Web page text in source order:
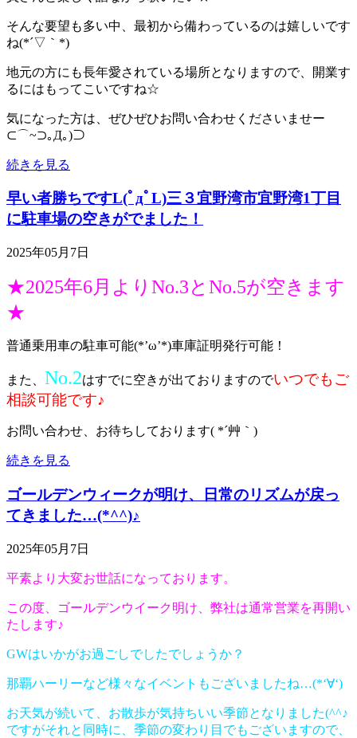
そんな要望も多い中、最初から備わっているのは嬉しいです
ね(*´▽｀*)
地元の方にも長年愛されている場所となりますので、開業す
るにはもってこいですね☆
気になった方は、ぜひぜひお問い合わせくださいませー
⊂⌒~⊃｡Д｡)⊃
続きを見る
早い者勝ちですL(ﾟдﾟL)三３宜野湾市宜野湾1丁目
に駐車場の空きがでました！
2025年05月7日
★2025年6月よりNo.3とNo.5が空きます
★
普通乗用車の駐車可能(*’ω’*)車庫証明発行可能！
また、 No.2はすでに空きが出ておりますのでいつでもご
相談可能です♪
お問い合わせ、お待ちしております( *´艸｀)
続きを見る
ゴールデンウィークが明け、日常のリズムが戻っ
てきました…(*^^)♪
2025年05月7日
平素より大変お世話になっております。
この度、ゴールデンウイーク明け、弊社は通常営業を再開い
たします♪
GWはいかがお過ごしでしたでしょうか？
那覇ハーリーなど様々なイベントもございましたね…(*‘∀‘)
お天気が続いて、お散歩が気持ちいい季節となりました(^^♪
ですがそれと同時に、季節の変わり目でもございますので、